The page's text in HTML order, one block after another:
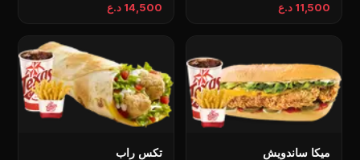
11,500 د.ع 14,500 د.ع
ميكا ساندويش تكس راب